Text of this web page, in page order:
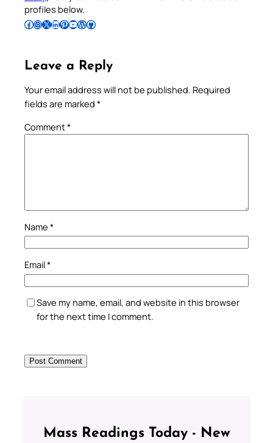
profiles below.
Follow Pradeep on Facebook Follow Pradeep on InstagramFollow Pradeep on X Follow Pradeep on LinkedIn Follow Pradeep on Pinterest Subscribe to Pradeep’s Youtube Channel Follow Pradeep on WordPress Follow Pradeep on GitHub
Leave a Reply
Your email address will not be published. Required
fields are marked *
Comment*
Name *
Email*
Save my name, email, and website in this browser
for the next time I comment.
Mass Readings Today - New